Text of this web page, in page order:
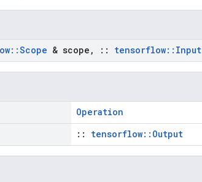
::Scope & scope , :: tensorflow:: Input
Operation
:: tensorflow::Output